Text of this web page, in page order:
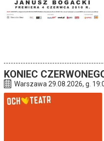
KONIEC
Warszawa 29.08.2026, g.